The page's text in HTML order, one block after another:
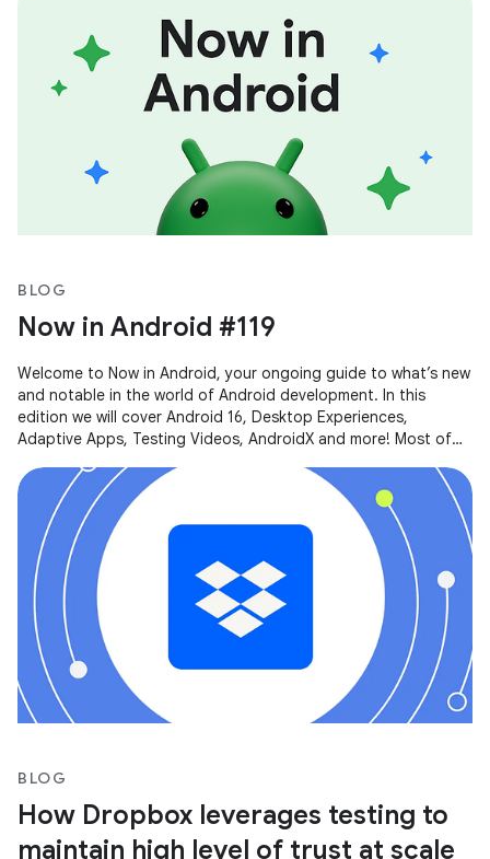
BLOG
Now in Android #119
Welcome to Now in Android, your ongoing guide to what’s new
and notable in the world of Android development. In this
edition we will cover Android 16, Desktop Experiences,
Adaptive Apps, Testing Videos, AndroidX and more! Most of
BLOG
How Dropbox leverages testing to
maintain high level of trust at scale